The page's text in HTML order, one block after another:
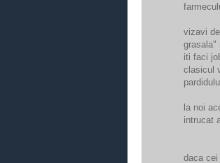
vizavi
grasala"
iti faci
clasicul
la noi
intrucat
daca